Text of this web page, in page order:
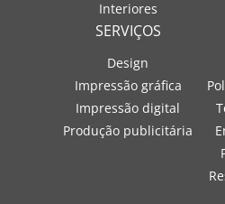
Interiores
SERVIÇOS
Design
Impressão gráfica
Impressão digital
Produção publicitária